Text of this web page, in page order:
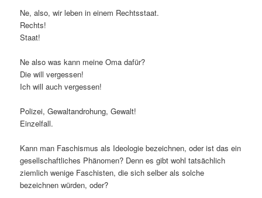
Ne, also, wir leben in einem Rechtsstaat.
Rechts!
Staat!
Ne also was kann meine Oma dafür?
Die will vergessen!
Ich will auch vergessen!
Polizei, Gewaltandrohung, Gewalt!
Einzelfall.
Kann man Faschismus als Ideologie bezeichnen, oder ist das ein
gesellschaftliches Phänomen? Denn es gibt wohl tatsächlich
ziemlich wenige Faschisten, die sich selber als solche
bezeichnen würden, oder?